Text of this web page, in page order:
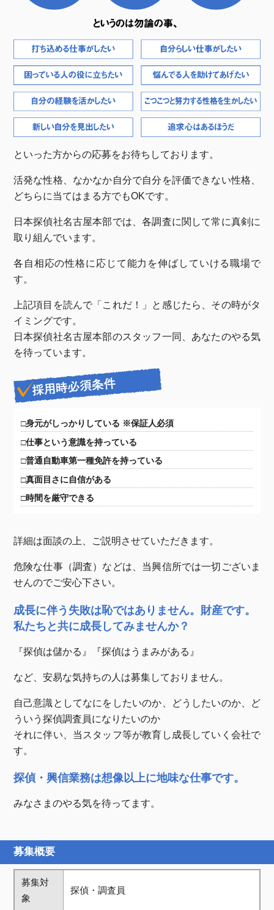
といった方からの応募をお待ちしております。
活発な性格、なかなか自分で自分を評価できない性格、
どちらに当てはまる方でもOKです。
日本探偵社名古屋本部では、各調査に関して常に真剣に
取り組んでいます。
各自相応の性格に応じて能力を伸ばしていける職場で
す。
上記項目を読んで「これだ！」と感じたら、その時がタ
イミングです。
日本探偵社名古屋本部のスタッフ一同、あなたのやる気
を待っています。
□身元がしっかりしている ※保証人必須
□仕事という意識を持っている
□普通自動車第一種免許を持っている
□真面目さに自信がある
□時間を厳守できる
詳細は面談の上、ご説明させていただきます。
危険な仕事（調査）などは、当興信所では一切ございま
せんのでご安心下さい。
成長に伴う失敗は恥ではありません。財産です。
私たちと共に成長してみませんか？
『探偵は儲かる』『探偵はうまみがある』
など、安易な気持ちの人は募集しておりません。
自己意識としてなにをしたいのか、どうしたいのか、ど
ういう探偵調査員になりたいのか
それに伴い、当スタッフ等が教育し成長していく会社で
す。
探偵・興信業務は想像以上に地味な仕事です。
みなさまのやる気を待ってます。
募集概要
募集対
象
探偵・調査員